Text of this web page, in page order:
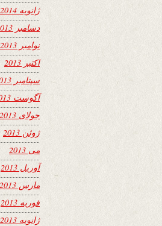
ژانویه 2014
دسامبر 2013
نوامبر 2013
اکتبر 2013
سپتامبر 2013
آگوست 2013
جولای 2013
ژوئن 2013
می 2013
آوریل 2013
مارس 2013
فوریه 2013
ژانویه 2013